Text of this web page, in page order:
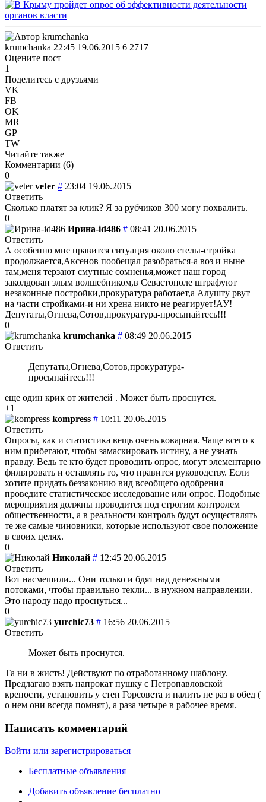
krumchanka 22:45 19.06.2015 6 2717
Оцените пост
1
Поделитесь с друзьями
VK
FB
OK
MR
GP
TW
Читайте также
Комментарии (6)
0
veter # 23:04 19.06.2015
Ответить
Сколько платят за клик? Я за рубчиков 300 могу похвалить.
0
Ирина-id486 # 08:41 20.06.2015
Ответить
А особенно мне нравится ситуация около стелы-стройка
продолжается,Аксенов пообещал разобраться-а воз и ныне
там,меня терзают смутные сомненья,может наш город
заколдован злым волшебником,в Севастополе штрафуют
незаконные постройки,прокуратура работает,а Алушту рвут
на части стройками-и ни хрена никто не реагирует!АУ!
Депутаты,Огнева,Сотов,прокуратура-просыпайтесь!!!
0
krumchanka # 08:49 20.06.2015
Ответить
Депутаты,Огнева,Сотов,прокуратура-
просыпайтесь!!!
еще один крик от жителей . Может быть проснутся.
+1
kompress # 10:11 20.06.2015
Ответить
Опросы, как и статистика вещь очень коварная. Чаще всего к
ним прибегают, чтобы замаскировать истину, а не узнать
правду. Ведь те кто будет проводить опрос, могут элементарно
фильтровать и оставлять то, что нравится руководству. Если
хотите придать беззаконию вид всеобщего одобрения
проведите статистическое исследование или опрос. Подобные
мероприятия должны проводится под строгим контролем
общественности, а в реальности контроль будут осуществлять
те же самые чиновники, которые используют свое положение
в своих целях.
0
Николай # 12:45 20.06.2015
Ответить
Вот насмешили... Они только и бдят над денежными
потоками, чтобы правильно текли... в нужном направлении.
Это народу надо проснуться...
0
yurchic73 # 16:56 20.06.2015
Ответить
Может быть проснутся.
Та ни в жисть! Действуют по отработанному шаблону.
Предлагаю взять напрокат пушку с Петропавловской
крепости, установить у стен Горсовета и палить не раз в обед (
о нем они всегда помнят), а раза четыре в рабочее время.
Написать комментарий
Войти или зарегистрироваться
Бесплатные объявления
Добавить объявление бесплатно